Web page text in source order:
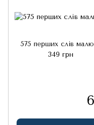
575 перших слів
349 грн